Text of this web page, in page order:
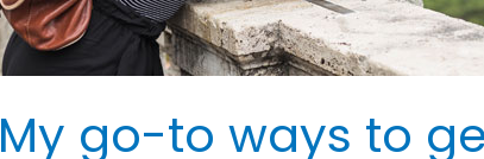
My go-to ways to